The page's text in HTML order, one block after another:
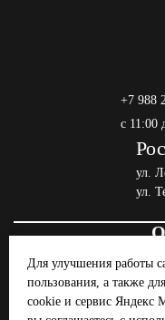
ул.
ул.
+7 988
c 11:00
Для улучшения работы
пользования, а также
cookie и сервис Яндекс